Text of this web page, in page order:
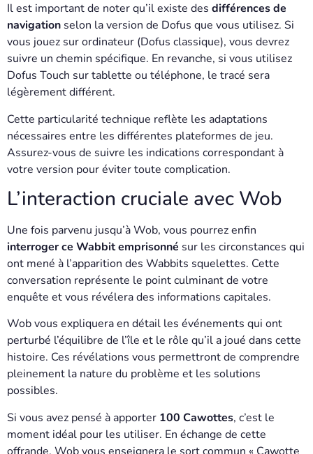
Il est important de noter qu’il existe des différences de
navigation selon la version de Dofus que vous utilisez. Si
vous jouez sur ordinateur (Dofus classique), vous devrez
suivre un chemin spécifique. En revanche, si vous utilisez
Dofus Touch sur tablette ou téléphone, le tracé sera
légèrement différent.
Cette particularité technique reflète les adaptations
nécessaires entre les différentes plateformes de jeu.
Assurez-vous de suivre les indications correspondant à
votre version pour éviter toute complication.
L’interaction cruciale avec Wob
Une fois parvenu jusqu’à Wob, vous pourrez enfin
interroger ce Wabbit emprisonné sur les circonstances qui
ont mené à l’apparition des Wabbits squelettes. Cette
conversation représente le point culminant de votre
enquête et vous révélera des informations capitales.
Wob vous expliquera en détail les événements qui ont
perturbé l’équilibre de l’île et le rôle qu’il a joué dans cette
histoire. Ces révélations vous permettront de comprendre
pleinement la nature du problème et les solutions
possibles.
Si vous avez pensé à apporter 100 Cawottes, c’est le
moment idéal pour les utiliser. En échange de cette